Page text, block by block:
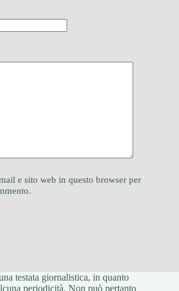
e sito web in questo browser per
testata giornalistica, in quanto
periodicità. Non può pertanto